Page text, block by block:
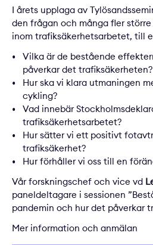
I årets upplaga av
den frågan och många fler
inom trafiksäkerhetsarbetet, till
Vilka är de bestående
påverkar det trafiksäkerheten?
Hur ska vi klara utmaningen
cykling?
Vad innebär
trafiksäkerhetsarbetet?
Hur sätter vi ett positivt
trafiksäkerhet?
Hur förhåller vi oss till en
Vår forskningschef och vice vd
paneldeltagare i sessionen
pandemin och hur det påverkar
Mer information och anmälan